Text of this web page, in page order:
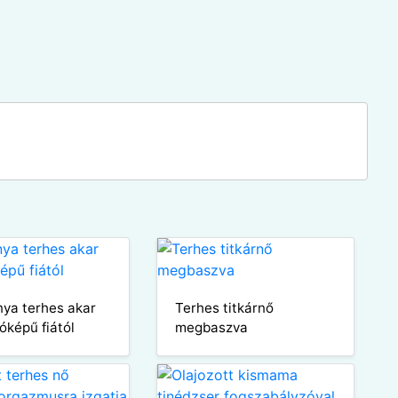
terhes akar
fiától
Terhes titkárnő
megbaszva